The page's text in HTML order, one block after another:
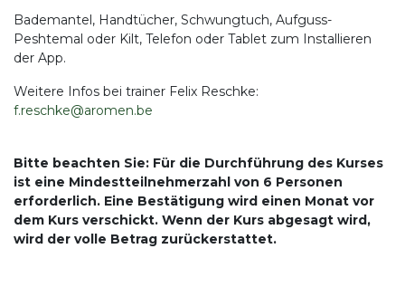
Bademantel, Handtücher, Schwungtuch, Aufguss-
Peshtemal oder Kilt, Telefon oder Tablet zum Installieren
der App.
Weitere Infos bei trainer Felix Reschke:
f.reschke@aromen.be
Bitte beachten Sie: Für die Durchführung des Kurses
ist eine Mindestteilnehmerzahl von 6 Personen
erforderlich. Eine Bestätigung wird einen Monat vor
dem Kurs verschickt. Wenn der Kurs abgesagt wird,
wird der volle Betrag zurückerstattet.